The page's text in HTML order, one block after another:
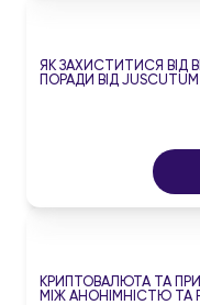
ЯК ЗАХИСТИТИСЯ ВІД
ПОРАДИ ВІД JUSCUTUM
КРИПТОВАЛЮТА ТА
МІЖ АНОНІМНІСТЮ ТА